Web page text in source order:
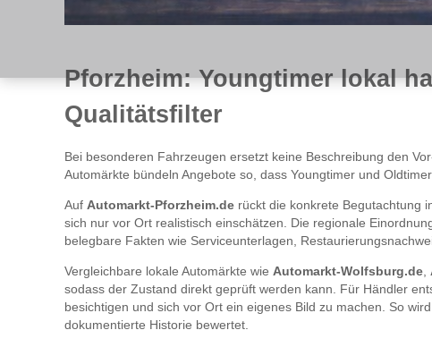
Pforzheim: Youngtimer lokal
Qualitätsfilter
Bei besonderen Fahrzeugen ersetzt keine Beschreibung den
Automärkte bündeln Angebote so, dass Youngtimer und
Auf Automarkt-Pforzheim.de rückt die konkrete Begutachtung
sich nur vor Ort realistisch einschätzen. Die regionale
belegbare Fakten wie Serviceunterlagen,
Vergleichbare lokale Automärkte wie Automarkt-Wolfsburg.de
sodass der Zustand direkt geprüft werden kann. Für Händler
besichtigen und sich vor Ort ein eigenes Bild zu machen. So
dokumentierte Historie bewertet.